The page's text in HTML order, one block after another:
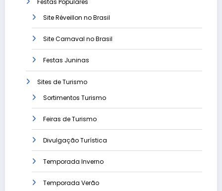
Site Réveillon no Brasil
Site Carnaval no Brasil
Festas Juninas
Sites de Turismo
Sortimentos Turismo
Feiras de Turismo
Divulgação Turística
Temporada Inverno
Temporada Verão